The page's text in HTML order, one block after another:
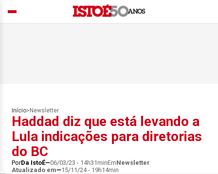
Início> Newsletter
Haddad diz que está levando a
Lula indicações para diretorias
do BC
PorDa IstoÉ 06/03/23 - 14h31minEmNewsletter
Atualizado em
15/11/24 - 19h14min